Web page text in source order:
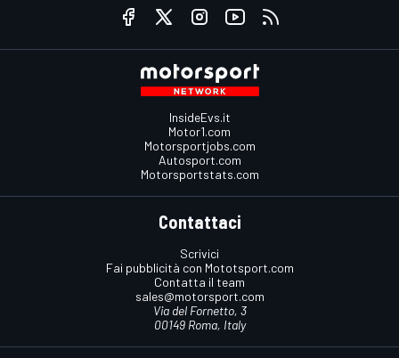
InsideEvs.it
Motor1.com
Motorsportjobs.com
Autosport.com
Motorsportstats.com
Contattaci
Scrivici
Fai pubblicità con Mototsport.com
Contatta il team
sales@motorsport.com
Via del Fornetto, 3
00149 Roma, Italy